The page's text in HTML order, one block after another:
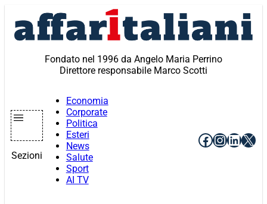
contenuto
Fondato nel 1996 da Angelo Maria Perrino
Direttore responsabile Marco Scotti
Sezioni
Economia
Corporate
Politica
Esteri
News
Salute
Sport
AI TV
Facebook
X